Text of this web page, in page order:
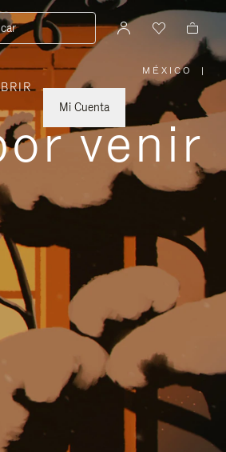
Mi Cuenta
MÉXICO
,
ELIGE
|
venir